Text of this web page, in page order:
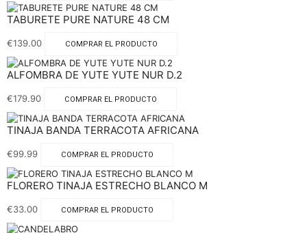
TABURETE PURE NATURE 48 CM
€139.00 COMPRAR EL PRODUCTO
ALFOMBRA DE YUTE YUTE NUR D.2
€179.90 COMPRAR EL PRODUCTO
TINAJA BANDA TERRACOTA AFRICANA
€99.99 COMPRAR EL PRODUCTO
FLORERO TINAJA ESTRECHO BLANCO M
€33.00 COMPRAR EL PRODUCTO